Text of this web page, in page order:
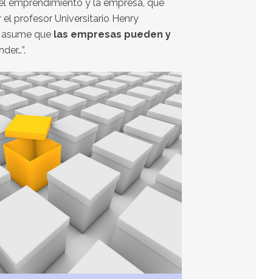
emprendimiento y la empresa, que
profesor Universitario Henry
que las empresas pueden y